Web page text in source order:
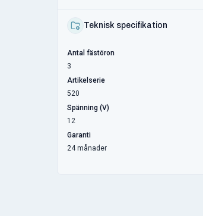
Teknisk specifikation
Antal fästöron
3
Artikelserie
520
Spänning (V)
12
Garanti
24 månader